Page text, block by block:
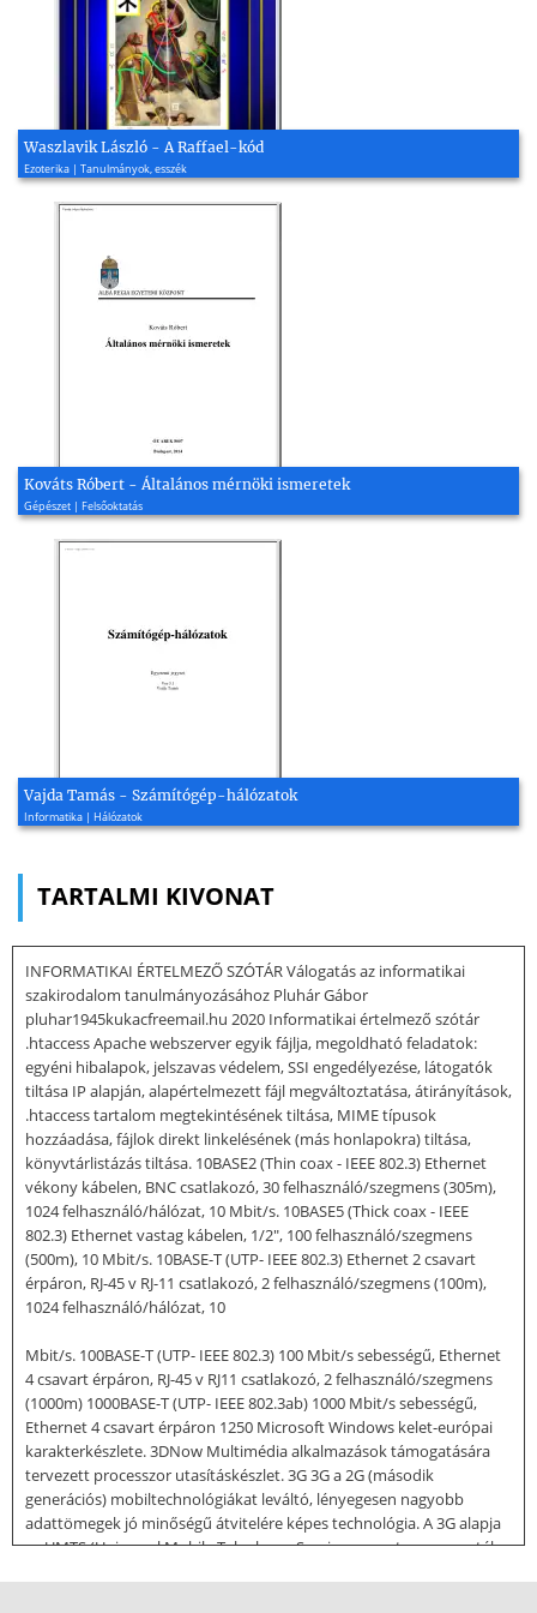
Waszlavik László - A Raffael-kód
Ezoterika | Tanulmányok, esszék
Kováts Róbert - Általános mérnöki ismeretek
Gépészet | Felsőoktatás
Vajda Tamás - Számítógép-hálózatok
Informatika | Hálózatok
TARTALMI KIVONAT
INFORMATIKAI ÉRTELMEZŐ SZÓTÁR Válogatás az informatikai
szakirodalom tanulmányozásához Pluhár Gábor
pluhar1945kukacfreemail.hu 2020 Informatikai értelmező szótár
.htaccess Apache webszerver egyik fájlja, megoldható feladatok:
egyéni hibalapok, jelszavas védelem, SSI engedélyezése, látogatók
tiltása IP alapján, alapértelmezett fájl megváltoztatása, átirányítások,
.htaccess tartalom megtekintésének tiltása, MIME típusok
hozzáadása, fájlok direkt linkelésének (más honlapokra) tiltása,
könyvtárlistázás tiltása. 10BASE2 (Thin coax - IEEE 802.3) Ethernet
vékony kábelen, BNC csatlakozó, 30 felhasználó/szegmens (305m),
1024 felhasználó/hálózat, 10 Mbit/s. 10BASE5 (Thick coax - IEEE
802.3) Ethernet vastag kábelen, 1/2", 100 felhasználó/szegmens
(500m), 10 Mbit/s. 10BASE-T (UTP- IEEE 802.3) Ethernet 2 csavart
érpáron, RJ-45 v RJ-11 csatlakozó, 2 felhasználó/szegmens (100m),
1024 felhasználó/hálózat, 10
Mbit/s. 100BASE-T (UTP- IEEE 802.3) 100 Mbit/s sebességű, Ethernet
4 csavart érpáron, RJ-45 v RJ11 csatlakozó, 2 felhasználó/szegmens
(1000m) 1000BASE-T (UTP- IEEE 802.3ab) 1000 Mbit/s sebességű,
Ethernet 4 csavart érpáron 1250 Microsoft Windows kelet-európai
karakterkészlete. 3DNow Multimédia alkalmazások támogatására
tervezett processzor utasításkészlet. 3G 3G a 2G (második
generációs) mobiltechnológiákat leváltó, lényegesen nagyobb
adattömegek jó minőségű átvitelére képes technológia. A 3G alapja
az UMTS (Universal Mobile Telephone Service – egyetemes vezeték